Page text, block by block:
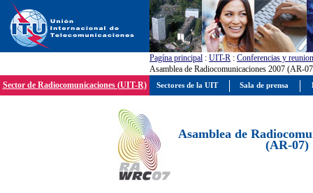
Pagína principal : UIT-R : Conferencias y
Asamblea de Radiocomunicaciones 2007 (AR-
Sector de Radiocomunicaciones (UIT-R)
Asamblea de
(AR-07)
Sectores de la UIT Sala de prensa